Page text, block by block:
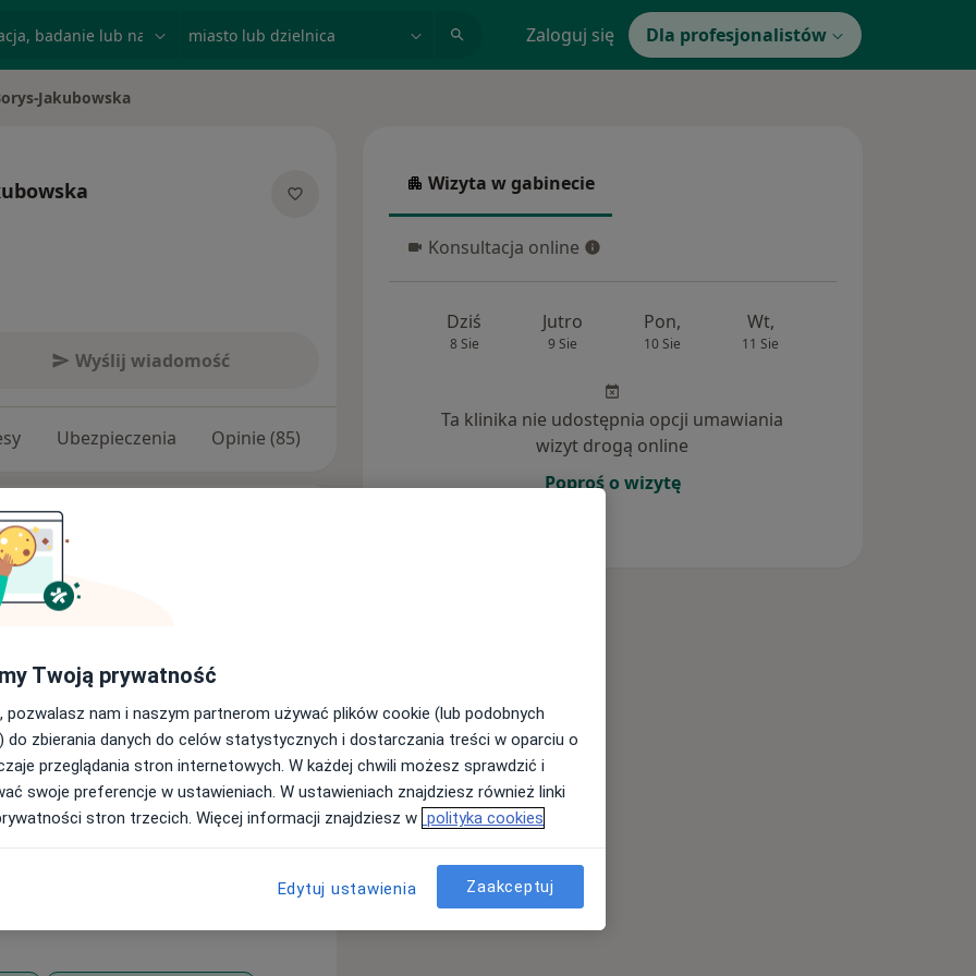
Zaloguj się Dla profesjonalistów
Jakubowska
Wyślij wiadomość
Ubezpieczenia Opinie (85)
i empatyczną.
i w poradnictwie
chorymi w zakładzie opiekuńczo –
szkołach, placówkach
Centrum Pomocy Rodzinie.
przez 3 lata w
Dąbrowskiej.
we własnej firmie, w której
bezpośrednio. Samodzielnie
do pracy grupowej i
i młodzieży stworzyłam dwa
nauki języka angielskiego,
deficytów w edukacji
Wizyta w gabinecie
Wizyta w gabinecie
Konsultacja online
Konsultacja online
Dziś
8 Sie
Jutro
9 Sie
Pon,
10 Sie
Wt,
11 Sie
Ta klinika nie udostępnia opcji umawiania
wizyt drogą online
Poproś o wizytę
Twoją prywatność
pozwalasz nam i naszym partnerom używać plików cookie (lub podobnych
do zbierania danych do celów statystycznych i dostarczania treści w oparciu o
przeglądania stron internetowych. W każdej chwili możesz sprawdzić i
swoje preferencje w ustawieniach. W ustawieniach znajdziesz również linki
stron trzecich. Więcej informacji znajdziesz w polityka cookies
Edytuj ustawienia Zaakceptuj